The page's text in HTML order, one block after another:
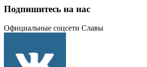
Подпишитесь на нас
Официальные соцсети Славы